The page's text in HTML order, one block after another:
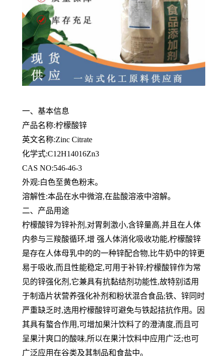
一、基本信息
产品名称:柠檬酸锌
英文名称:Zinc Citrate
化学式:C12H14016Zn3
CAS NO:546-46-3
外观:白色至黄色粉末。
溶解性:本品在水中微溶,在盐酸溶液中溶解。
二、产品用途
柠檬酸锌为锌补剂,对胃刺激小,含锌量高,并且在人体
内参与三羧酸循环,增 强人体消化吸收功能,柠檬酸锌
是存在人体母乳中的的一种锌配合物,比牛奶中的锌更
易于吸收,而且性能稳定,可用于补锌;柠檬酸锌作为常
见的锌强化剂,它兼具有抗黏结剂功能性,故特别适用
于制造片状营养强化补剂和粉状混合食品;铁、锌同时
严重缺乏时,选用柠檬酸锌可避免与铁起拮抗作用。因
其具有螯合作用,可增加果汁饮料了的澄清度,而且可
呈果汁爽口的酸味,所以在果汁饮料中应用广泛;也可
广泛应用在谷类及其制品和食盐中。